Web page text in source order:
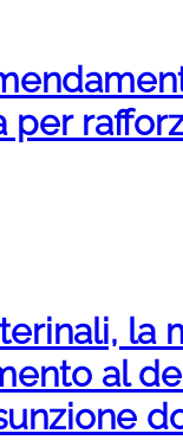
per
la
al